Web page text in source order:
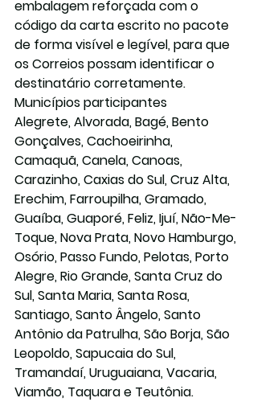
embalagem reforçada com o
código da carta escrito no pacote
de forma visível e legível, para que
os Correios possam identificar o
destinatário corretamente.
Municípios participantes
Alegrete, Alvorada, Bagé, Bento
Gonçalves, Cachoeirinha,
Camaquã, Canela, Canoas,
Carazinho, Caxias do Sul, Cruz Alta,
Erechim, Farroupilha, Gramado,
Guaíba, Guaporé, Feliz, Ijuí, Não-Me-
Toque, Nova Prata, Novo Hamburgo,
Osório, Passo Fundo, Pelotas, Porto
Alegre, Rio Grande, Santa Cruz do
Sul, Santa Maria, Santa Rosa,
Santiago, Santo Ângelo, Santo
Antônio da Patrulha, São Borja, São
Leopoldo, Sapucaia do Sul,
Tramandaí, Uruguaiana, Vacaria,
Viamão, Taquara e Teutônia.